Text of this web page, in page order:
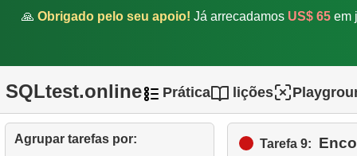
🙏 Obrigado pelo seu apoio! Já arrecadamos US$ 65 em
SQLtest.online Prática lições
Agrupar tarefas por:
de Filmes
5.Encontre o número de
filmes em cada categoria
Tarefa 9: